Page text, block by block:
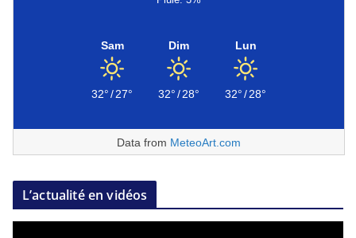
Sam
32°/27°
Dim
32°/28°
Lun
32°/28°
Data from MeteoArt.com
L’actualité en vidéos